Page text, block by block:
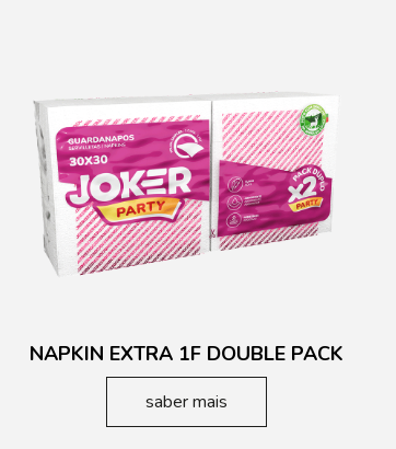
NAPKIN EXTRA 1F DOUBLE PACK
saber mais